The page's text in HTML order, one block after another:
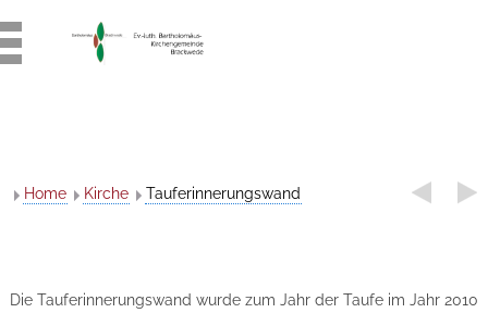
Home Kirche Tauferinnerungswand
Die Tauferinnerungswand wurde zum Jahr der Taufe im Jahr 2010